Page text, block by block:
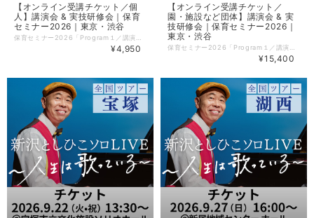
【オンライン受講チケット／個
人】講演会 & 実技研修会｜保育
セミナー2026｜東京・渋谷
¥4,950
【オンライン受講チケット／
園・施設など団体】講演会 & 実
技研修会｜保育セミナー2026｜
東京・渋谷
¥15,400